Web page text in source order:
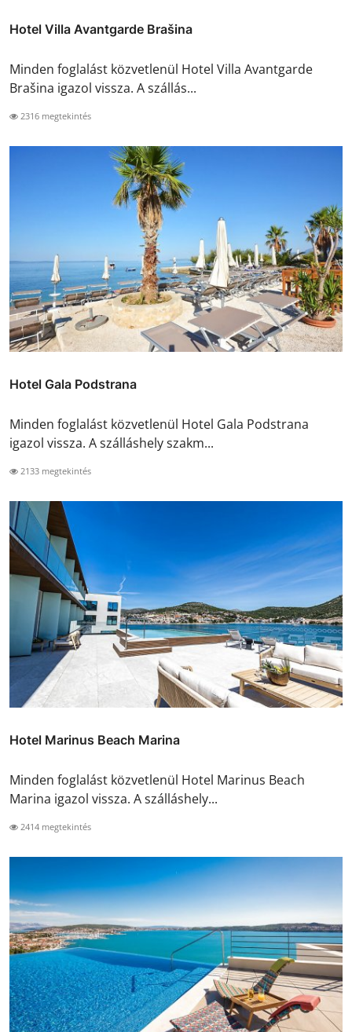
Hotel Villa Avantgarde Brašina
Minden foglalást közvetlenül Hotel Villa Avantgarde
Brašina igazol vissza. A szállás...
2316 megtekintés
Hotel Gala Podstrana
Minden foglalást közvetlenül Hotel Gala Podstrana
igazol vissza. A szálláshely szakm...
2133 megtekintés
Hotel Marinus Beach Marina
Minden foglalást közvetlenül Hotel Marinus Beach
Marina igazol vissza. A szálláshely...
2414 megtekintés